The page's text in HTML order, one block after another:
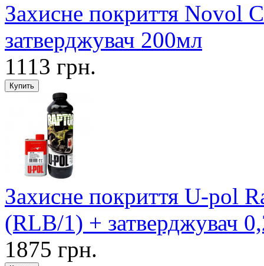
Захисне покриття Novol
затверджувач 200мл
1113 грн.
Захисне покриття U-pol
(RLB/1) + затверджувач
1875 грн.